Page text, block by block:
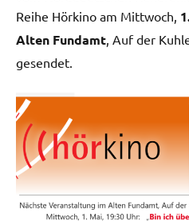
Reihe Hörkino am Mittwoch,
Alten Fundamt, Auf der
gesendet.